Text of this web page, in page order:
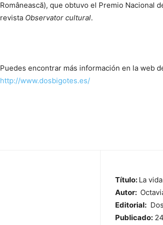
Românească), que obtuvo el Premio Nacional
revista Observator cultural.
Puedes encontrar más información en la web
http://www.dosbigotes.es/
Título: La
Autor:
Editorial:
Publicado: